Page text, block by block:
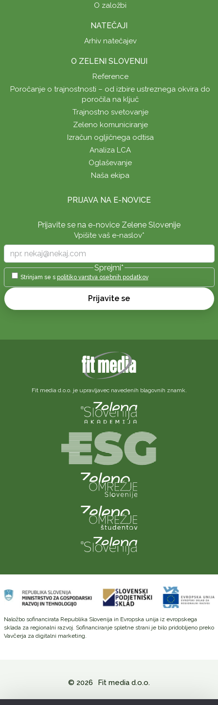
O založbi
NATEČAJI
Arhiv natečajev
O ZELENI SLOVENIJI
Reference
Poročanje o trajnostnosti – od izbire ustreznega okvira do
poročila na ključ
Trajnostno svetovanje
Zeleno komuniciranje
Izračun ogljičnega odtisa
Analiza LCA
Oglaševanje
Naša ekipa
PRIJAVA NA E-NOVICE
Prijavite se na e-novice Zelene Slovenije
Vpišite vaš e-naslov*
Sprejmi*
Strinjam se s politiko varstva osebnih podatkov
Prijavite se
Fit media d.o.o. je upravljavec navedenih blagovnih znamk.
Naložbo sofinancirata Republika Slovenija in Evropska unija iz evropskega
sklada za regionalni razvoj. Sofinanciranje spletne strani je bilo pridobljeno preko
Vavčerja za digitalni marketing.
© 2026 Fit media d.o.o.